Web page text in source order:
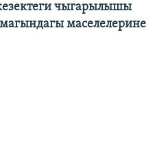
чыгарылышы
маселелерине